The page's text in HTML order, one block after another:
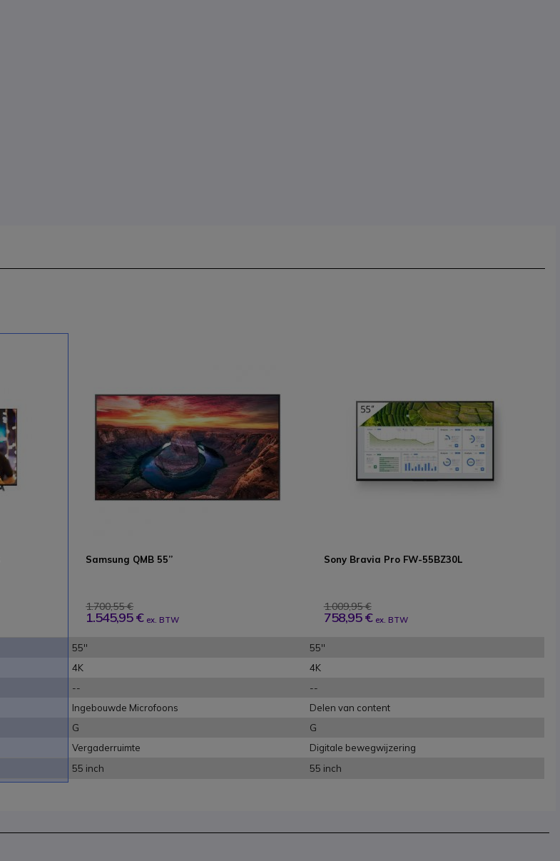
Samsung QMB 55’’
1.700,55 €
1.545,95 € ex. BTW
Sony Bravia Pro FW-55BZ30L
1.009,95 €
758,95 € ex. BTW
55''
55''
4K
4K
--
--
Ingebouwde Microfoons
Delen van content
G
G
Vergaderruimte
Digitale bewegwijzering
55 inch 55 inch